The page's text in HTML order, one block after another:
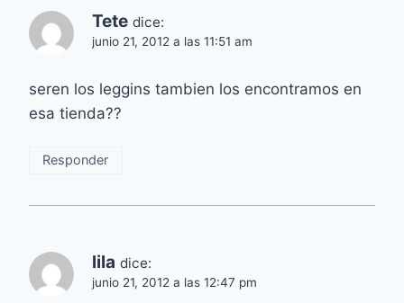
Tete dice:
junio 21, 2012 a las 11:51 am
seren los leggins tambien los encontramos en
esa tienda??
Responder
lila dice:
junio 21, 2012 a las 12:47 pm